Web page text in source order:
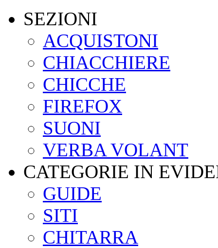
SEZIONI
ACQUISTONI
CHIACCHIERE
CHICCHE
FIREFOX
SUONI
VERBA VOLANT
CATEGORIE IN
GUIDE
SITI
CHITARRA